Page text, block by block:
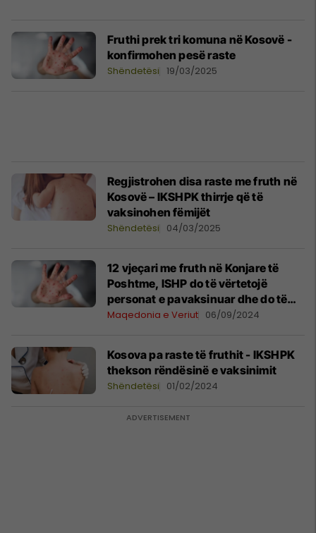
Fruthi prek tri komuna në Kosovë -
konfirmohen pesë raste
Shëndetësi 19/03/2025
Regjistrohen disa raste me fruth në
Kosovë – IKSHPK thirrje që të
vaksinohen fëmijët
Shëndetësi 04/03/2025
12 vjeçari me fruth në Konjare të
Poshtme, ISHP do të vërtetojë
personat e pavaksinuar dhe do të
thirren për vaksinim
Maqedonia e Veriut 06/09/2024
Kosova pa raste të fruthit - IKSHPK
thekson rëndësinë e vaksinimit
Shëndetësi 01/02/2024